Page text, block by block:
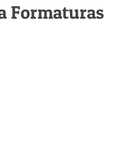
Formaturas